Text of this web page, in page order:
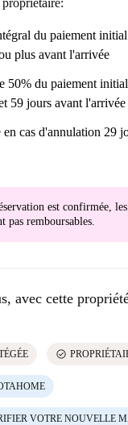
du paiement initial
plus avant l'arrivée
50% du paiement initial
59 jours avant l'arrivée
en cas d'annulation 29
est confirmée,
pas remboursables.
avec cette
check_circle
VOTRE NOUVELLE